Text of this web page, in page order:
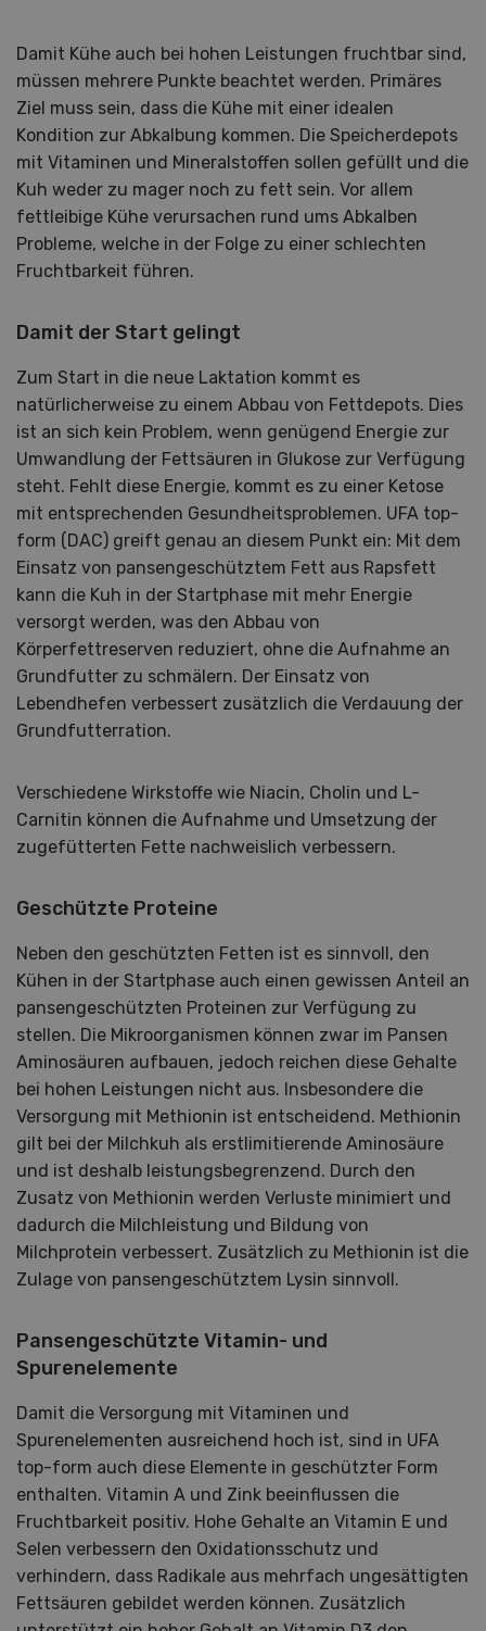
Damit Kühe auch bei hohen Leistungen fruchtbar sind,
müssen mehrere Punkte beachtet werden. Primäres
Ziel muss sein, dass die Kühe mit einer idealen
Kondition zur Abkalbung kommen. Die Speicherdepots
mit Vitaminen und Mineralstoffen sollen gefüllt und die
Kuh weder zu mager noch zu fett sein. Vor allem
fettleibige Kühe verursachen rund ums Abkalben
Probleme, welche in der Folge zu einer schlechten
Fruchtbarkeit führen.
Damit der Start gelingt
Zum Start in die neue Laktation kommt es
natürlicherweise zu einem Abbau von Fettdepots. Dies
ist an sich kein Problem, wenn genügend Energie zur
Umwandlung der Fettsäuren in Glukose zur Verfügung
steht. Fehlt diese Energie, kommt es zu einer Ketose
mit entsprechenden Gesundheitsproblemen. UFA top-
form (DAC) greift genau an diesem Punkt ein: Mit dem
Einsatz von pansengeschütztem Fett aus Rapsfett
kann die Kuh in der Startphase mit mehr Energie
versorgt werden, was den Abbau von
Körperfettreserven reduziert, ohne die Aufnahme an
Grundfutter zu schmälern. Der Einsatz von
Lebendhefen verbessert zusätzlich die Verdauung der
Grundfutterration.
Verschiedene Wirkstoffe wie Niacin, Cholin und L-
Carnitin können die Aufnahme und Umsetzung der
zugefütterten Fette nachweislich verbessern.
Geschützte Proteine
Neben den geschützten Fetten ist es sinnvoll, den
Kühen in der Startphase auch einen gewissen Anteil an
pansengeschützten Proteinen zur Verfügung zu
stellen. Die Mikroorganismen können zwar im Pansen
Aminosäuren aufbauen, jedoch reichen diese Gehalte
bei hohen Leistungen nicht aus. Insbesondere die
Versorgung mit Methionin ist entscheidend. Methionin
gilt bei der Milchkuh als erstlimitierende Aminosäure
und ist deshalb leistungsbegrenzend. Durch den
Zusatz von Methionin werden Verluste minimiert und
dadurch die Milchleistung und Bildung von
Milchprotein verbessert. Zusätzlich zu Methionin ist die
Zulage von pansengeschütztem Lysin sinnvoll.
Pansengeschützte Vitamin- und
Spurenelemente
Damit die Versorgung mit Vitaminen und
Spurenelementen ausreichend hoch ist, sind in UFA
top-form auch diese Elemente in geschützter Form
enthalten. Vitamin A und Zink beeinflussen die
Fruchtbarkeit positiv. Hohe Gehalte an Vitamin E und
Selen verbessern den Oxidationsschutz und
verhindern, dass Radikale aus mehrfach ungesättigten
Fettsäuren gebildet werden können. Zusätzlich